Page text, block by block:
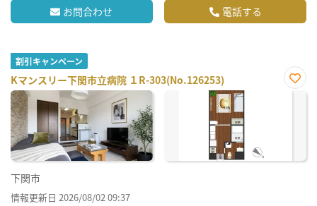
お問合わせ 電話する
割引キャンペーン
Kマンスリー下関市立病院 １R-303(No.126253)
お気
下関市
情報更新日 2026/08/02 09:37